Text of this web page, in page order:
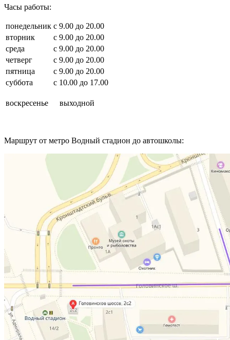
Часы работы:
понедельник с 9.00 до 20.00
вторник
с 9.00 до 20.00
среда
с 9.00 до 20.00
четверг
с 9.00 до 20.00
пятница
с 9.00 до 20.00
суббота
с 10.00 до 17.00
воскресенье выходной
Маршрут от метро Водный стадион до автошколы: